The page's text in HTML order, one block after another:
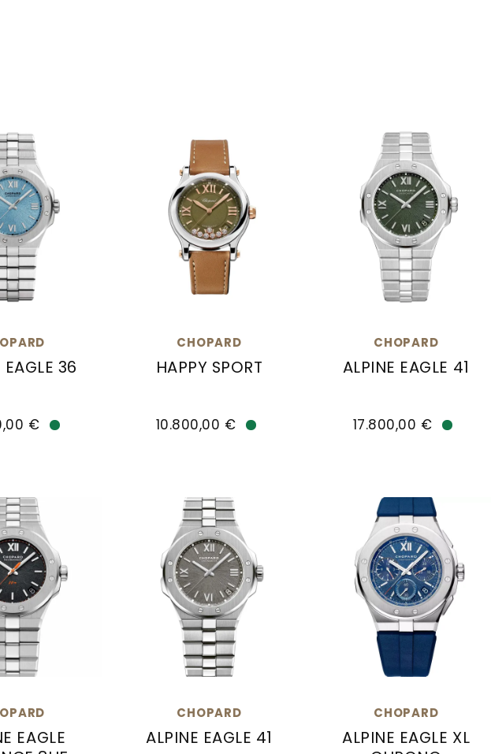
EAGLE 36
€
CHOPARD
HAPPY SPORT
Chopard Happy Sport, Ref: 278559-6028, Preis:
10.800,00 €
CHOPARD
ALPINE EAGLE 41
Chopard Alpine
17.800,00 €
EAGLE
CHOPARD
ALPINE EAGLE 41
CHOPARD
ALPINE EAGLE XL